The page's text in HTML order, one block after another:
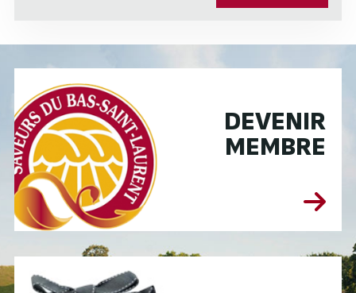
DEVENIR
MEMBRE